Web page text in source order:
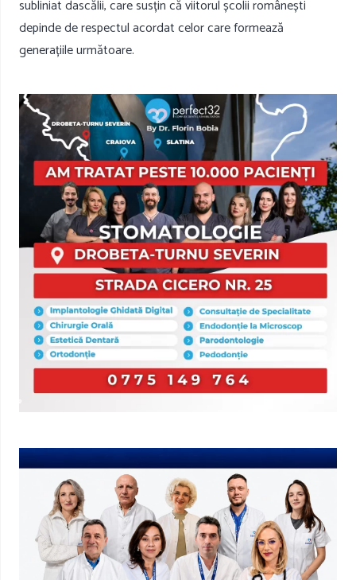
subliniat dascălii, care susțin că viitorul școlii românești
depinde de respectul acordat celor care formează
generațiile următoare.